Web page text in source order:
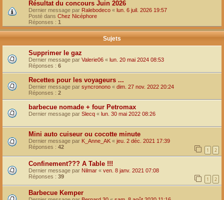
Résultat du concours Juin 2026
Dernier message par Ralebodeco « lun. 6 juil. 2026 19:57
Posté dans Chez Nicéphore
Réponses : 1
Sujets
Supprimer le gaz
Dernier message par Valerie06 « lun. 20 mai 2024 08:53
Réponses : 6
Recettes pour les voyageurs ...
Dernier message par syncronono « dim. 27 nov. 2022 20:24
Réponses : 2
barbecue nomade + four Petromax
Dernier message par Slecq « lun. 30 mai 2022 08:26
Mini auto cuiseur ou cocotte minute
Dernier message par K_Anne_AK « jeu. 2 déc. 2021 17:39
Réponses : 42 1 2
Confinement??? A Table !!!
Dernier message par Nilmar « ven. 8 janv. 2021 07:08
Réponses : 39 1 2
Barbecue Kemper